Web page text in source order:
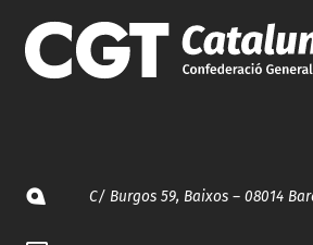
C/ Burgos 59, Baixos – 08014